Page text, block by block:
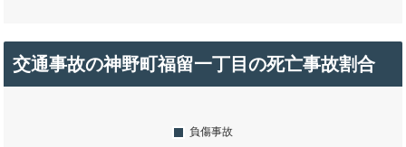
交通事故の神野町福留一丁目の死亡事故割合